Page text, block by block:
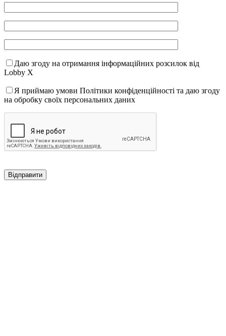
Даю згоду на отримання інформаційних розсилок від
Lobby X
Я приймаю умови Політики конфіденційності та даю згоду
на обробку своїх персональних даних